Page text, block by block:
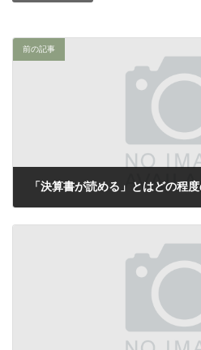
前の記事
「決算書が読める」とはどの程